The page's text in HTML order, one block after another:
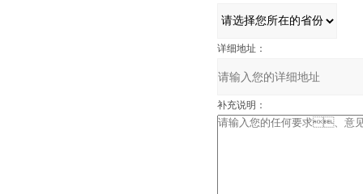
详细地址：
补充说明：